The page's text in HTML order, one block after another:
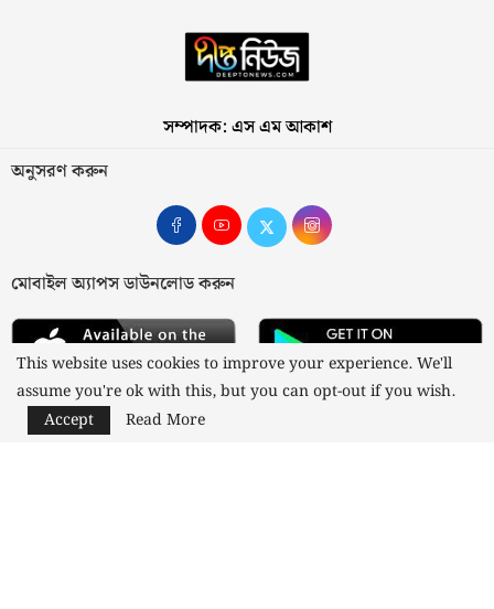
সম্পাদক: এস এম আকাশ
অনুসরণ করুন
মোবাইল অ্যাপস ডাউনলোড করুন
This website uses cookies to improve your experience. We'll
assume you're ok with this, but you can opt-out if you wish.
Accept
Read More